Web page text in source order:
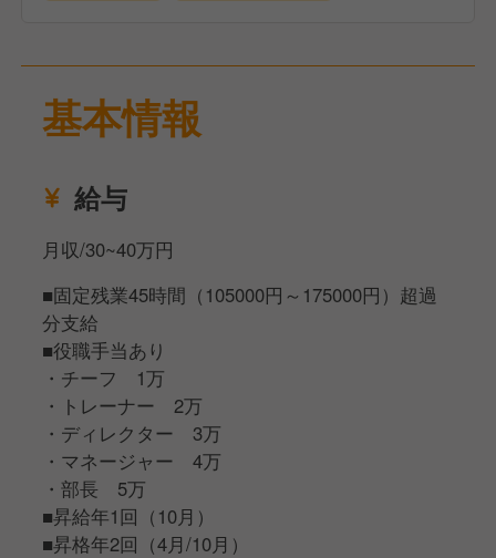
基本情報
給与
月収/30~40万円
■固定残業45時間（105000円～175000円）超過
分支給
■役職手当あり
・チーフ 1万
・トレーナー 2万
・ディレクター 3万
・マネージャー 4万
・部長 5万
■昇給年1回（10月）
■昇格年2回（4月/10月）